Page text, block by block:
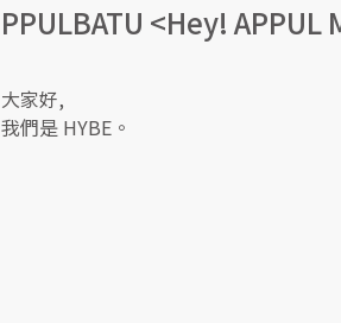
PPULBATU <Hey! APPUL
大家好,
我們是 HYBE。